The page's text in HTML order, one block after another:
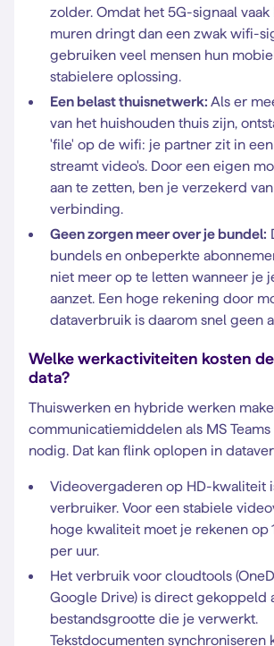
zolder. Omdat het 5G-signaal
muren dringt dan een zwak wifi-
gebruiken veel mensen hun
stabielere oplossing.
Een belast thuisnetwerk: Als er
van het huishouden thuis zijn,
'file' op de wifi: je partner zit in
streamt video's. Door een eigen
aan te zetten, ben je verzekerd
verbinding.
Geen zorgen meer over je bundel:
bundels en onbeperkte
niet meer op te letten wanneer je
aanzet. Een hoge rekening door
dataverbruik is daarom snel geen
Welke werkactiviteiten kosten
data?
Thuiswerken en hybride werken
communicatiemiddelen als MS Teams
nodig. Dat kan flink oplopen in
Videovergaderen op HD-kwaliteit
verbruiker. Voor een stabiele
hoge kwaliteit moet je rekenen op
per uur.
Het verbruik voor cloudtools
Google Drive) is direct gekoppeld
bestandsgrootte die je verwerkt.
Tekstdocumenten synchroniseren